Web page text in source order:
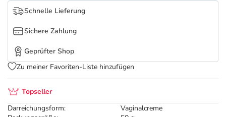
Marken
Topseller
Darreichungsform:
Vaginalcreme
Schnelle Lieferung
Sichere Zahlung
Geprüfter Shop
Zu meiner Favoriten-Liste hinzufügen